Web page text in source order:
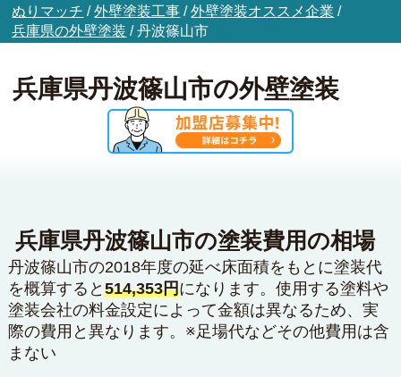
ぬりマッチ /外壁塗装工事 /外壁塗装オススメ企業 /
兵庫県の外壁塗装 /丹波篠山市
兵庫県丹波篠山市の外壁塗装
兵庫県丹波篠山市の塗装費用の相場
丹波篠山市の2018年度の延べ床面積をもとに塗装代
を概算すると 514,353円になります。使用する塗料や
塗装会社の料金設定によって金額は異なるため、実
際の費用と異なります。※足場代などその他費用は含
まない